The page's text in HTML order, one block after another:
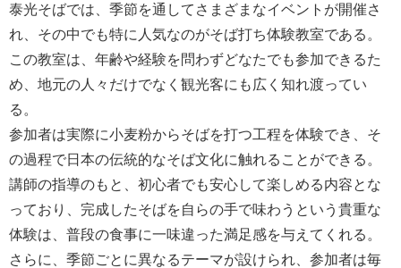
泰光そばでは、季節を通してさまざまなイベントが開催さ
れ、その中でも特に人気なのがそば打ち体験教室である。
この教室は、年齢や経験を問わずどなたでも参加できるた
め、地元の人々だけでなく観光客にも広く知れ渡ってい
る。
参加者は実際に小麦粉からそばを打つ工程を体験でき、そ
の過程で日本の伝統的なそば文化に触れることができる。
講師の指導のもと、初心者でも安心して楽しめる内容とな
っており、完成したそばを自らの手で味わうという貴重な
体験は、普段の食事に一味違った満足感を与えてくれる。
さらに、季節ごとに異なるテーマが設けられ、参加者は毎